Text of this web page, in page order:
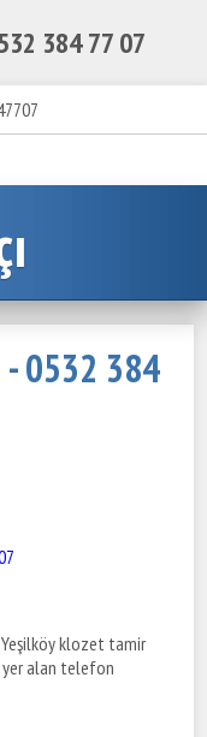
384 77 07
0532 384
klozet tamir
yer alan telefon